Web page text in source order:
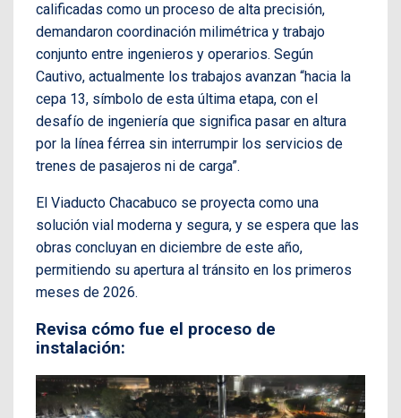
calificadas como un proceso de alta precisión,
demandaron coordinación milimétrica y trabajo
conjunto entre ingenieros y operarios. Según
Cautivo, actualmente los trabajos avanzan “hacia la
cepa 13, símbolo de esta última etapa, con el
desafío de ingeniería que significa pasar en altura
por la línea férrea sin interrumpir los servicios de
trenes de pasajeros ni de carga”.
El Viaducto Chacabuco se proyecta como una
solución vial moderna y segura, y se espera que las
obras concluyan en diciembre de este año,
permitiendo su apertura al tránsito en los primeros
meses de 2026.
Revisa cómo fue el proceso de
instalación: